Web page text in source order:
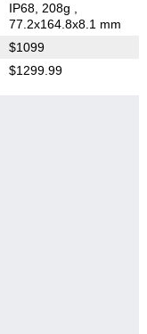
IP68, 208g
77.2x164.8x8.1 mm
$1099
$1299.99